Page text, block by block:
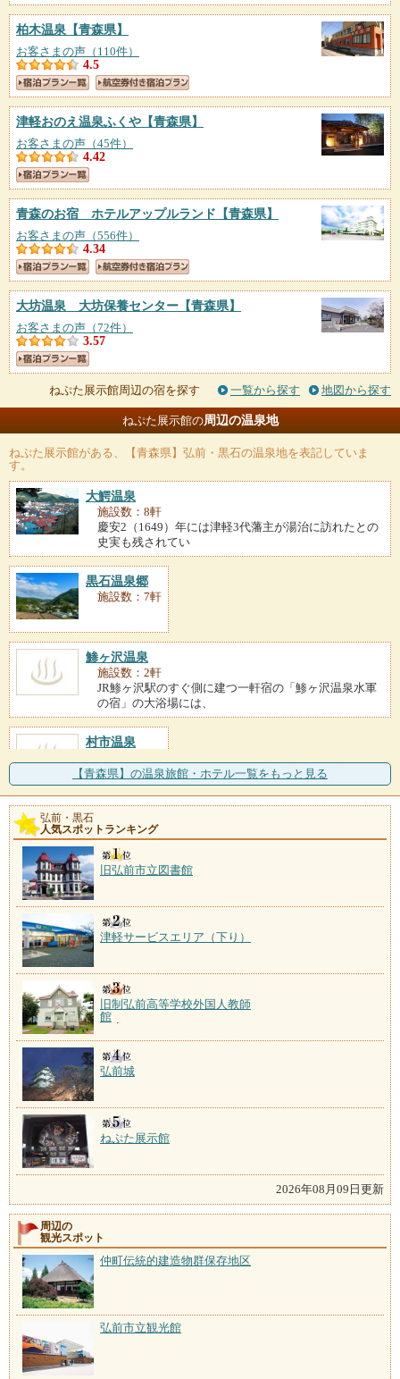
柏木温泉 【青森県】
お客さまの声（110件）
4.5
津軽おのえ温泉ふくや 【青森県】
お客さまの声（45件）
4.42
青森のお宿 ホテルアップルランド 【青森県】
お客さまの声（556件）
4.34
大坊温泉 大坊保養センター 【青森県】
お客さまの声（72件）
3.57
ねぷた展示館周辺の宿を探す 一覧から探す 地図から探す
ねぷた展示館の周辺の温泉地
ねぷた展示館がある、【青森県】弘前・黒石の温泉地を表記していま
す。
大鰐温泉
施設数：8軒
慶安2（1649）年には津軽3代藩主が湯治に訪れたとの
史実も残されてい
黒石温泉郷
施設数：7軒
鯵ヶ沢温泉
施設数：2軒
JR鯵ヶ沢駅のすぐ側に建つ一軒宿の「鯵ヶ沢温泉水軍
の宿」の大浴場には、
村市温泉
嶽温泉
施設数：1軒
開湯は300年前にさかのぼり、キツネに昼飯を盗られた
村人がキツネを追い
【青森県】の温泉旅館・ホテル一覧をもっと見る
弘前・黒石
人気スポットランキング
旧弘前市立図書館
津軽サービスエリア（下り）
旧制弘前高等学校外国人教師
館
弘前城
ねぷた展示館
2026年08月09日更新
周辺の
観光スポット
仲町伝統的建造物群保存地区
弘前市立観光館